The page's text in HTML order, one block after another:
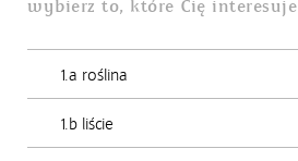
Jak korzystać
wybierz to, które Cię interesuje
1.a roślina
1.b liście